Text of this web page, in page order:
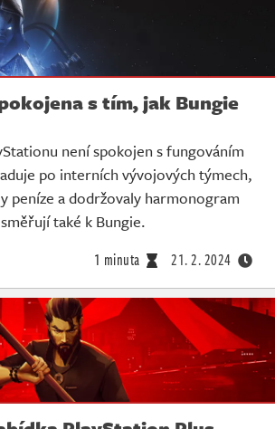
s tím, jak Bungie
není spokojen s fungováním
po interních vývojových týmech,
peníze a dodržovaly harmonogram
také k Bungie.
1 minuta 21. 2. 2024